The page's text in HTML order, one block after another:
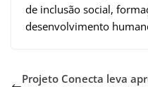
de inclusão social,
desenvolvimento
Projeto Conecta leva